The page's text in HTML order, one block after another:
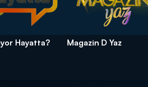
Hayatta? Magazin D Yaz